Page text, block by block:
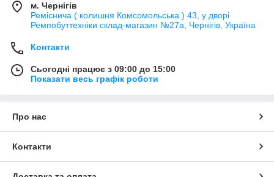
м. Чернігів
Реміснича ( колишня Комсомольська ) 43, у дворі
Ремпобуттехніки склад-магазин №27a, Чернігів, Україна
Контакти
Сьогодні працює з 09:00 до 15:00
Показати весь графік роботи
Про нас
Контакти